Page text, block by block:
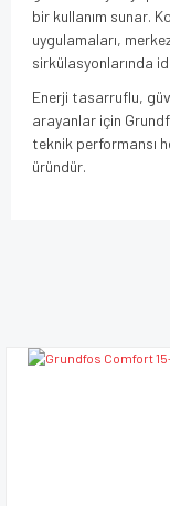
bir kullanım sunar.
uygulamaları,
sirkülasyonlarında
Enerji tasarruflu,
arayanlar için
teknik performansı
üründür.